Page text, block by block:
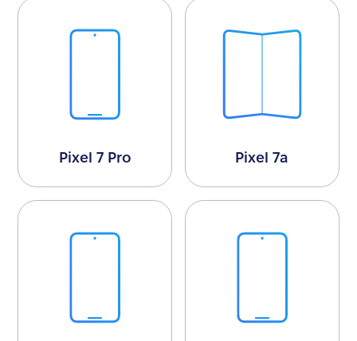
Pixel 7 Pro Pixel 7a